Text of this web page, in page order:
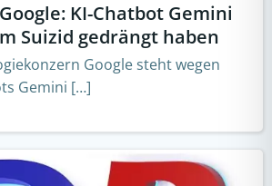
KI-Chatbot Gemini
Suizid gedrängt haben
Google steht wegen
Gemini […]